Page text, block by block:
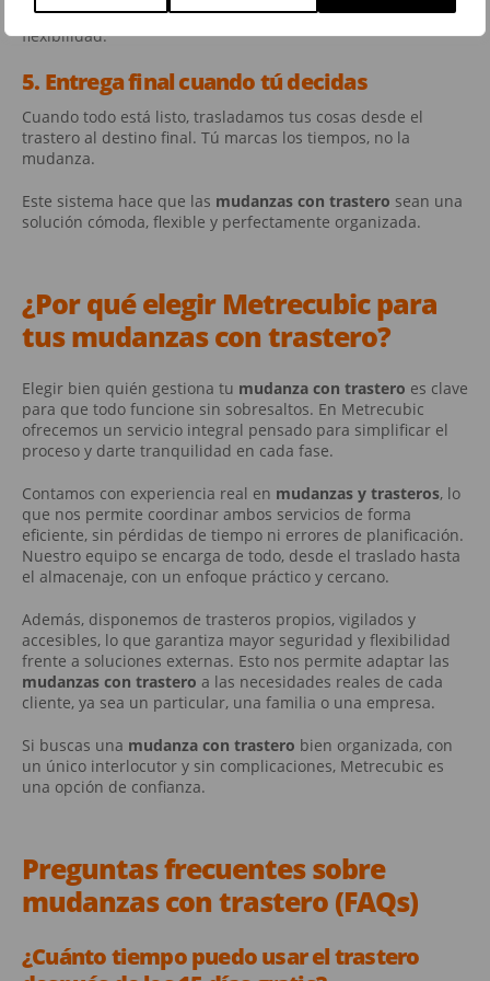
y accesible. Disfrutas de15 días de trastero gratis, con total
flexibilidad.
5. Entrega final cuando tú decidas
Cuando todo está listo, trasladamos tus cosas desde el
trastero al destino final. Tú marcas los tiempos, no la
mudanza.
Este sistema hace que las mudanzas con trastero sean una
solución cómoda, flexible y perfectamente organizada.
¿Por qué elegir Metrecubic para
tusmudanzas con trastero?
Elegir bien quién gestiona tu mudanza con trastero es clave
para que todo funcione sin sobresaltos. En Metrecubic
ofrecemos un servicio integral pensado para simplificar el
proceso y darte tranquilidad en cada fase.
Contamos con experiencia real en mudanzas y trasteros, lo
que nos permite coordinar ambos servicios de forma
eficiente, sin pérdidas de tiempo ni errores de planificación.
Nuestro equipo se encarga de todo, desde el traslado hasta
el almacenaje, con un enfoque práctico y cercano.
Además, disponemos de trasteros propios, vigilados y
accesibles, lo que garantiza mayor seguridad y flexibilidad
frente a soluciones externas. Esto nos permite adaptar las
mudanzas con trastero a las necesidades reales de cada
cliente, ya sea un particular, una familia o una empresa.
Si buscas una mudanza con trastero bien organizada, con
un único interlocutor y sin complicaciones, Metrecubic es
una opción de confianza.
Preguntas frecuentes sobre
mudanzas con trastero (FAQs)
¿Cuánto tiempo puedo usar el trastero